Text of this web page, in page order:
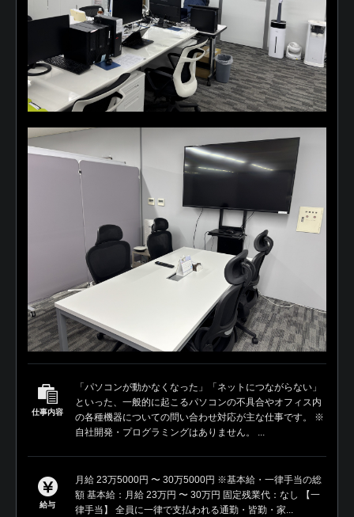
仕事内容
「パソコンが動かなくなった」「ネットにつながらない」
といった、一般的に起こるパソコンの不具合やオフィス内
の各種機器についての問い合わせ対応が主な仕事です。 ※
自社開発・プログラミングはありません。 ...
給与
月給 23万5000円 〜 30万5000円 ※基本給・一律手当の総
額 基本給：月給 23万円 〜 30万円 固定残業代：なし 【一
律手当】 全員に一律で支払われる通勤・皆勤・家...